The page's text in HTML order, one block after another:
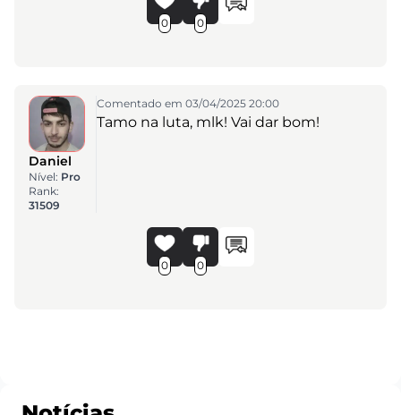
0 0
Daniel
Nível: Pro
Rank:
31509
Comentado em 03/04/2025 20:00
Tamo na luta, mlk! Vai dar bom!
0 0